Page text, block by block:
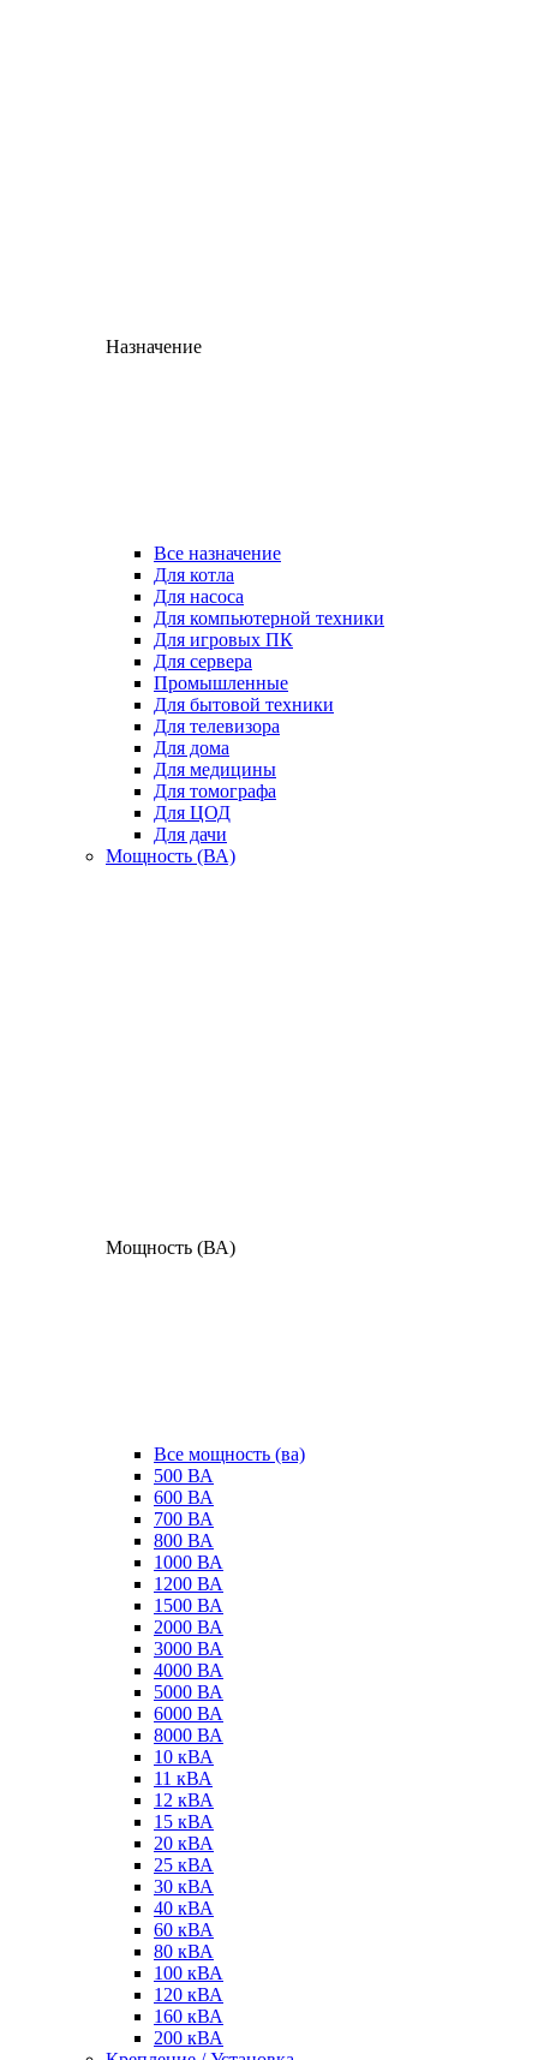
Назначение
Все назначение
Для котла
Для насоса
Для компьютерной техники
Для игровых ПК
Для сервера
Промышленные
Для бытовой техники
Для телевизора
Для дома
Для медицины
Для томографа
Для ЦОД
Для дачи
Мощность (ВА)
Мощность (ВА)
Все мощность (ва)
500 ВА
600 ВА
700 ВА
800 ВА
1000 ВА
1200 ВА
1500 ВА
2000 ВА
3000 ВА
4000 ВА
5000 ВА
6000 ВА
8000 ВА
10 кВА
11 кВА
12 кВА
15 кВА
20 кВА
25 кВА
30 кВА
40 кВА
60 кВА
80 кВА
100 кВА
120 кВА
160 кВА
200 кВА